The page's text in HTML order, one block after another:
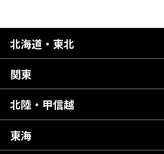
北海道・東北
北海道
青森県
秋田県
関東
茨城県
栃木県
北陸・甲信越
新潟県
東海